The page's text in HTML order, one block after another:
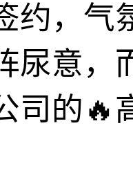
约，气
尿意，
司的🔥